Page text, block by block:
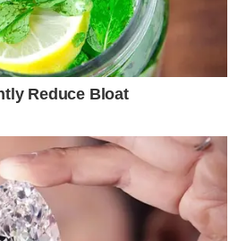
Reduce Bloat